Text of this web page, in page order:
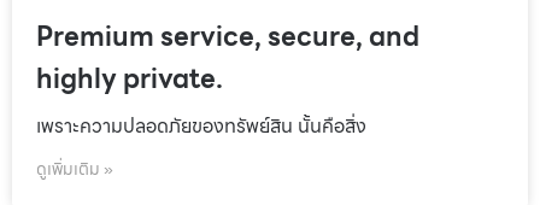
Premium service, secure, and
highly private.
เพราะความปลอดภัยของทรัพย์สิน นั้นคือสิ่ง
ดูเพิ่มเติม »